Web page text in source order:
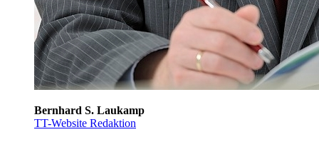
Bernhard S. Laukamp
TT-Website Redaktion